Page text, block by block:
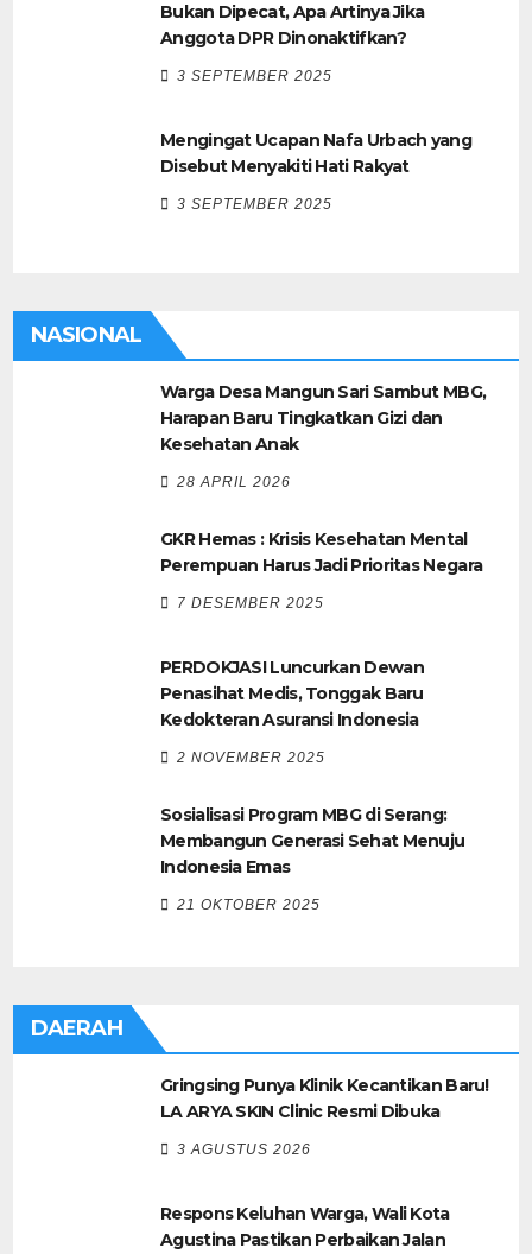
Bukan Dipecat, Apa Artinya Jika
Anggota DPR Dinonaktifkan?
3 SEPTEMBER 2025
Mengingat Ucapan Nafa Urbach yang
Disebut Menyakiti Hati Rakyat
3 SEPTEMBER 2025
NASIONAL
Warga Desa Mangun Sari Sambut MBG,
Harapan Baru Tingkatkan Gizi dan
Kesehatan Anak
28 APRIL 2026
GKR Hemas : Krisis Kesehatan Mental
Perempuan Harus Jadi Prioritas Negara
7 DESEMBER 2025
PERDOKJASI Luncurkan Dewan
Penasihat Medis, Tonggak Baru
Kedokteran Asuransi Indonesia
2 NOVEMBER 2025
Sosialisasi Program MBG di Serang:
Membangun Generasi Sehat Menuju
Indonesia Emas
21 OKTOBER 2025
DAERAH
Gringsing Punya Klinik Kecantikan Baru!
LA ARYA SKIN Clinic Resmi Dibuka
3 AGUSTUS 2026
Respons Keluhan Warga, Wali Kota
Agustina Pastikan Perbaikan Jalan